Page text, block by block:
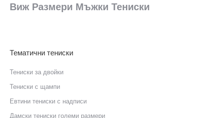
Виж Размери Мъжки Тениски
Тематични тениски
Тениски за двойки
Тениски с щампи
Eвтини тениски с надписи
Дамски тениски големи размери